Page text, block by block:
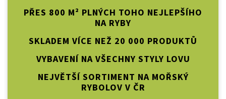
PŘES 800 M² PLNÝCH TOHO NEJLEPŠÍHO
NA RYBY
SKLADEM VÍCE NEŽ 20 000 PRODUKTŮ
VYBAVENÍ NA VŠECHNY STYLY LOVU
NEJVĚTŠÍ SORTIMENT NA MOŘSKÝ
RYBOLOV V ČR